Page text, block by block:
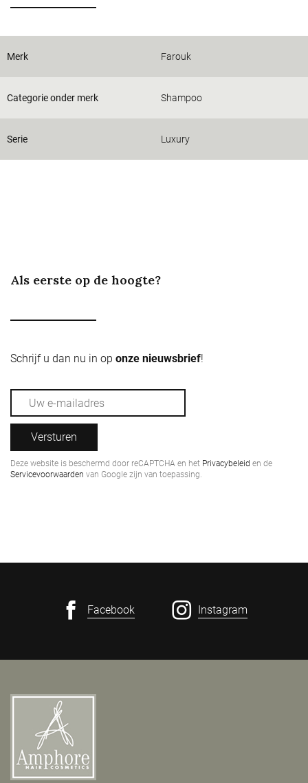
Merk Farouk
Categorie onder merk Shampoo
Serie Luxury
Als eerste op de hoogte?
Schrijf u dan nu in op onze nieuwsbrief!
Versturen
Deze website is beschermd door reCAPTCHA en het Privacybeleid en de
Servicevoorwaarden van Google zijn van toepassing.
Facebook Instagram